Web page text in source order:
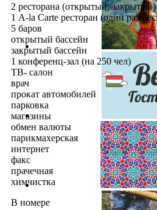
2 ресторана (открытый, закрытый)
1 A-la Carte ресторан (один раз-
5 баров
открытый бассейн
закрытый бассейн
1 конференц-зал (на 250 чел)
ТВ- салон
врач
прокат автомобилей
парковка
магазины
обмен валюты
парикмахерская
интернет
факс
прачечная
химчистка
В номере